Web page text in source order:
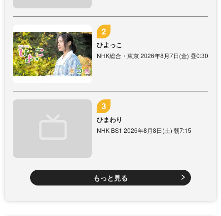
ひよっこ
NHK総合・東京 2026年8月7日(金) 昼0:30
ひまわり
NHK BS1 2026年8月8日(土) 朝7:15
もっと見る